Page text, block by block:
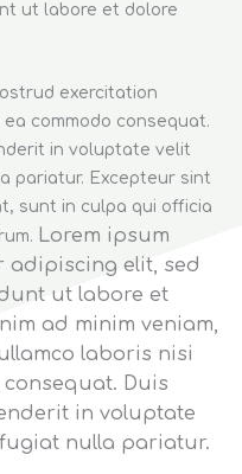
ut labore et dolore
exercitation
commodo consequat.
in voluptate velit
pariatur. Excepteur sint
sunt in culpa qui officia
Lorem ipsum
adipiscing elit, sed
ut labore et
ad minim veniam,
laboris nisi
Duis
in voluptate
nulla pariatur.